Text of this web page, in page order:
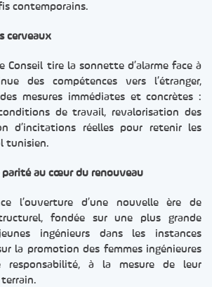
contemporains.
cerveaux
Conseil tire la sonnette d’alarme face à
des compétences vers l’étranger,
mesures immédiates et concrètes :
de travail, revalorisation des
d’incitations réelles pour retenir les
tunisien.
parité au cœur du renouveau
l’ouverture d’une nouvelle ère de
fondée sur une plus grande
ingénieurs dans les instances
la promotion des femmes ingénieures
à la mesure de leur